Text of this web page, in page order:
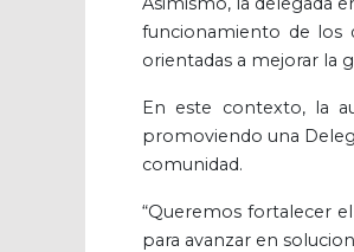
funcionamiento de los
orientadas a mejorar la
En este contexto, la
promoviendo una
comunidad.
“Queremos fortalecer
para avanzar en